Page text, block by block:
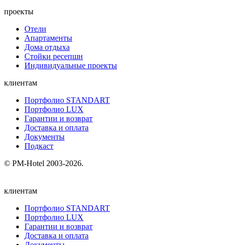
проекты
Отели
Апартаменты
Дома отдыха
Стойки ресепшн
Индивидуальные проекты
клиентам
Портфолио STANDART
Портфолио LUX
Гарантии и возврат
Доставка и оплата
Документы
Подкаст
© PM-Hotel 2003-2026.
клиентам
Портфолио STANDART
Портфолио LUX
Гарантии и возврат
Доставка и оплата